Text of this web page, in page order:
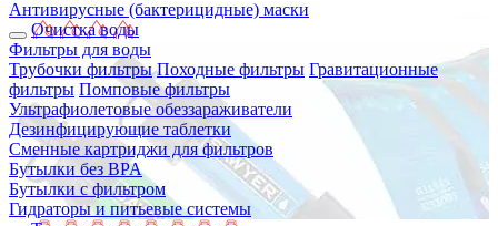
Антивирусные (бактерицидные) маски
Очистка воды
Фильтры для воды
Трубочки фильтры Походные фильтры Гравитационные
фильтры Помповые фильтры
Ультрафиолетовые обеззараживатели
Дезинфицирующие таблетки
Сменные картриджи для фильтров
Бутылки без BPA
Бутылки с фильтром
Гидраторы и питьевые системы